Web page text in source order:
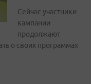
Сейчас участники
кампании
продолжают
о своих программах